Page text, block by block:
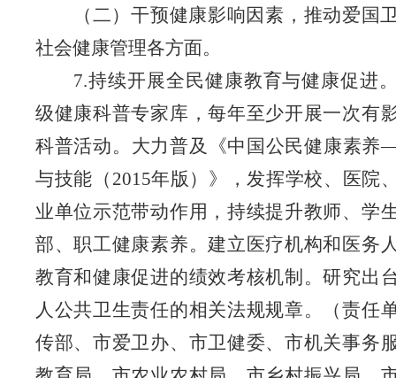
（二）干预健康影响因素，推动爱国
社会健康管理各方面。
7.持续开展全民健康教育与健康促进
级健康科普专家库，每年至少开展一次有
科普活动。大力普及《中国公民健康素养
与技能（ 2015年版）》，发挥学校、医院
业单位示范带动作用，持续提升教师、学
部、职工健康素养。建立医疗机构和医务
教育和健康促进的绩效考核机制。研究出
人公共卫生责任的相关法规规章。
（责任
传部、市爱卫办、市卫健委、市机关事务